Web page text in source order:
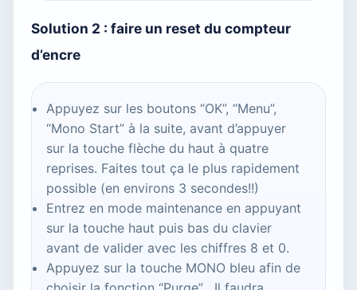
Solution 2 : faire un reset du compteur
d’encre
Appuyez sur les boutons “OK”, “Menu”,
“Mono Start” à la suite, avant d’appuyer
sur la touche flèche du haut à quatre
reprises. Faites tout ça le plus rapidement
possible (en environs 3 secondes!!)
Entrez en mode maintenance en appuyant
sur la touche haut puis bas du clavier
avant de valider avec les chiffres 8 et 0.
Appuyez sur la touche MONO bleu afin de